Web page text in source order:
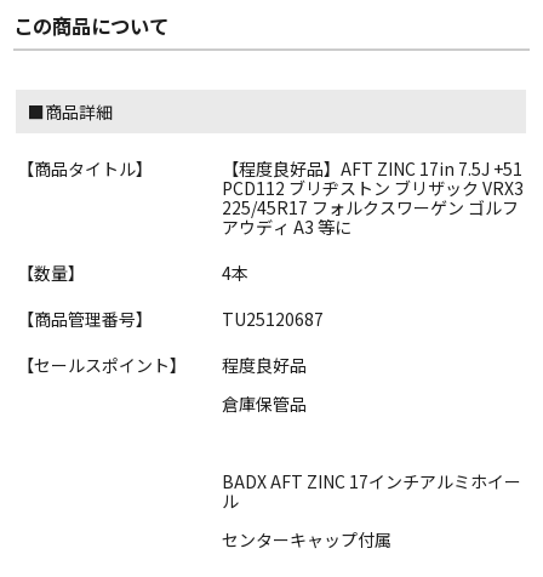
この商品について
■商品詳細
【商品タイトル】
【程度良好品】AFT ZINC 17in 7.5J +51
PCD112 ブリヂストン ブリザック VRX3
225/45R17 フォルクスワーゲン ゴルフ
アウディ A3 等に
【数量】
4本
【商品管理番号】
TU25120687
【セールスポイント】
程度良好品
倉庫保管品
BADX AFT ZINC 17インチアルミホイー
ル
センターキャップ付属